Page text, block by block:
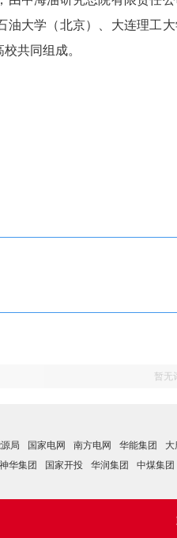
油大学（北京）、大连理工
共同组成。
暂无
局 国家电网 南方电网 华能集团 大
神华集团 国家开投 华润集团 中煤集团